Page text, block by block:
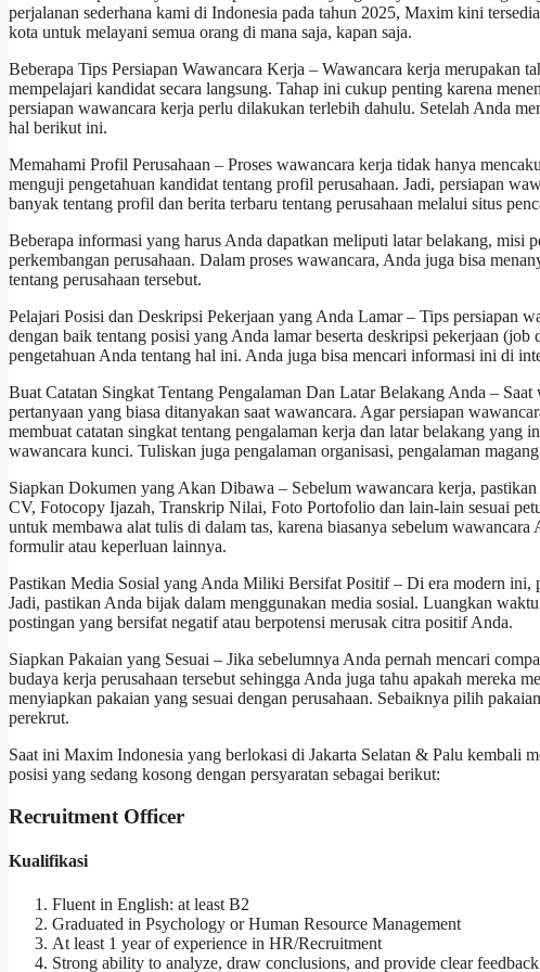
perjalanan sederhana kami di Indonesia pada tahun 2025, Maxim kini
kota untuk melayani semua orang di mana saja, kapan saja.
Beberapa Tips Persiapan Wawancara Kerja – Wawancara kerja merupakan
mempelajari kandidat secara langsung. Tahap ini cukup penting karena
persiapan wawancara kerja perlu dilakukan terlebih dahulu. Setelah Anda
hal berikut ini.
Memahami Profil Perusahaan – Proses wawancara kerja tidak hanya
menguji pengetahuan kandidat tentang profil perusahaan. Jadi, persiapan
banyak tentang profil dan berita terbaru tentang perusahaan melalui situs
Beberapa informasi yang harus Anda dapatkan meliputi latar belakang, misi
perkembangan perusahaan. Dalam proses wawancara, Anda juga bisa
tentang perusahaan tersebut.
Pelajari Posisi dan Deskripsi Pekerjaan yang Anda Lamar – Tips persiapan
dengan baik tentang posisi yang Anda lamar beserta deskripsi pekerjaan
pengetahuan Anda tentang hal ini. Anda juga bisa mencari informasi ini di
Buat Catatan Singkat Tentang Pengalaman Dan Latar Belakang Anda –
pertanyaan yang biasa ditanyakan saat wawancara. Agar persiapan
membuat catatan singkat tentang pengalaman kerja dan latar belakang yang
wawancara kunci. Tuliskan juga pengalaman organisasi, pengalaman
Siapkan Dokumen yang Akan Dibawa – Sebelum wawancara kerja,
CV, Fotocopy Ijazah, Transkrip Nilai, Foto Portofolio dan lain-lain sesuai
untuk membawa alat tulis di dalam tas, karena biasanya sebelum
formulir atau keperluan lainnya.
Pastikan Media Sosial yang Anda Miliki Bersifat Positif – Di era modern ini,
Jadi, pastikan Anda bijak dalam menggunakan media sosial. Luangkan
postingan yang bersifat negatif atau berpotensi merusak citra positif Anda.
Siapkan Pakaian yang Sesuai – Jika sebelumnya Anda pernah mencari
budaya kerja perusahaan tersebut sehingga Anda juga tahu apakah mereka
menyiapkan pakaian yang sesuai dengan perusahaan. Sebaiknya pilih
perekrut.
Saat ini Maxim Indonesia yang berlokasi di Jakarta Selatan & Palu kembali
posisi yang sedang kosong dengan persyaratan sebagai berikut:
Recruitment Officer
Kualifikasi
Fluent in English: at least B2
Graduated in Psychology or Human Resource Management
At least 1 year of experience in HR/Recruitment
Strong ability to analyze, draw conclusions, and provide clear feedback